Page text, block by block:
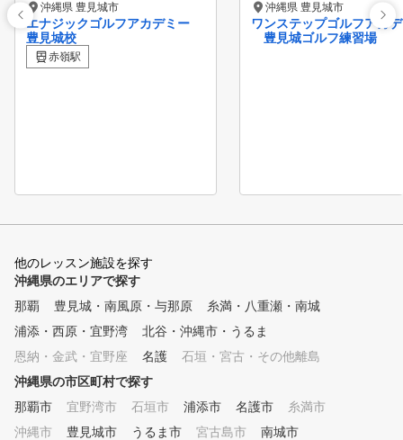
沖縄県 豊見城市
エナジックゴルフアカデミー
豊見城校
赤嶺駅
沖縄県 豊見城市
ワンステップゴルフアカ
豊見城ゴルフ練習場
他のレッスン施設を探す
沖縄県のエリアで探す
那覇
豊見城・南風原・与那原
糸満・八重瀬・南城
浦添・西原・宜野湾
北谷・沖縄市・うるま
恩納・金武・宜野座
名護
石垣・宮古・その他離島
沖縄県の市区町村で探す
那覇市
宜野湾市 石垣市 浦添市 名護市
糸満市
沖縄市
豊見城市 うるま市 宮古島市
南城市